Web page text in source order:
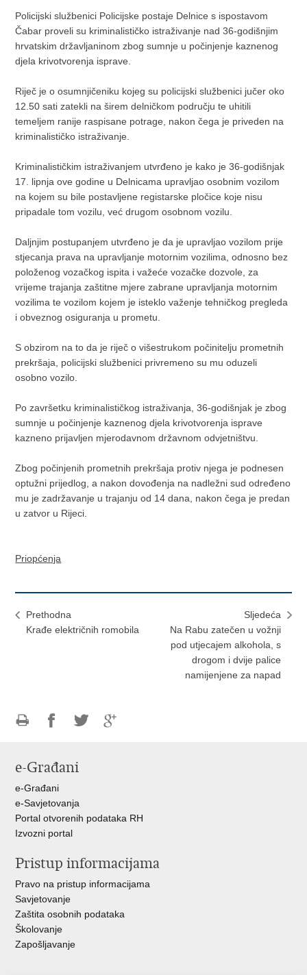
Policijski službenici Policijske postaje Delnice s ispostavom
Čabar proveli su kriminalističko istraživanje nad 36-godišnjim
hrvatskim državljaninom zbog sumnje u počinjenje kaznenog
djela krivotvorenja isprave.
Riječ je o osumnjičeniku kojeg su policijski službenici jučer oko
12.50 sati zatekli na širem delničkom području te uhitili
temeljem ranije raspisane potrage, nakon čega je priveden na
kriminalističko istraživanje.
Kriminalističkim istraživanjem utvrđeno je kako je 36-godišnjak
17. lipnja ove godine u Delnicama upravljao osobnim vozilom
na kojem su bile postavljene registarske pločice koje nisu
pripadale tom vozilu, već drugom osobnom vozilu.
Daljnjim postupanjem utvrđeno je da je upravljao vozilom prije
stjecanja prava na upravljanje motornim vozilima, odnosno bez
položenog vozačkog ispita i važeće vozačke dozvole, za
vrijeme trajanja zaštitne mjere zabrane upravljanja motornim
vozilima te vozilom kojem je isteklo važenje tehničkog pregleda
i obveznog osiguranja u prometu.
S obzirom na to da je riječ o višestrukom počinitelju prometnih
prekršaja, policijski službenici privremeno su mu oduzeli
osobno vozilo.
Po završetku kriminalističkog istraživanja, 36-godišnjak je zbog
sumnje u počinjenje kaznenog djela krivotvorenja isprave
kazneno prijavljen mjerodavnom državnom odvjetništvu.
Zbog počinjenih prometnih prekršaja protiv njega je podnesen
optužni prijedlog, a nakon dovođenja na nadležni sud određeno
mu je zadržavanje u trajanju od 14 dana, nakon čega je predan
u zatvor u Rijeci.
Priopćenja
Prethodna
Krađe električnih romobila
Sljedeća
Na Rabu zatečen u vožnji
pod utjecajem alkohola, s
drogom i dvije palice
namijenjene za napad
FacebookuTwitteru
e-Građani
e-Građani
e-Savjetovanja
Portal otvorenih podataka RH
Izvozni portal
Pristup informacijama
Pravo na pristup informacijama
Savjetovanje
Zaštita osobnih podataka
Školovanje
Zapošljavanje